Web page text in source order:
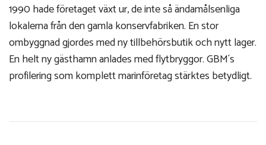
1990 hade företaget växt ur, de inte så ändamålsenliga
lokalerna från den gamla konservfabriken. En stor
ombyggnad gjordes med ny tillbehörsbutik och nytt lager.
En helt ny gästhamn anlades med flytbryggor. GBM´s
profilering som komplett marinföretag stärktes betydligt.